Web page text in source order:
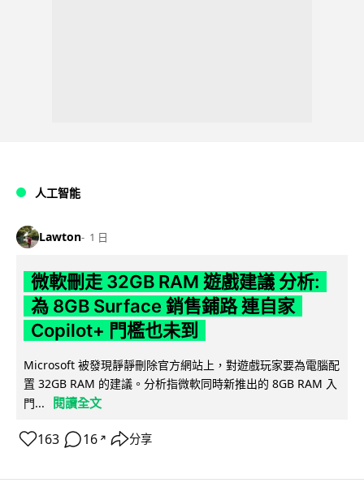
人工智能
Lawton 1 日
微軟刪走 32GB RAM 遊戲建議 分析:
為 8GB Surface 銷售鋪路 連自家
Copilot+ 門檻也未到
Microsoft 被發現靜靜刪除官方網站上，對遊戲玩家要為電腦配
置 32GB RAM 的建議。分析指微軟同時新推出的 8GB RAM 入
門...
閱讀全文
163 16 ↗ 分享